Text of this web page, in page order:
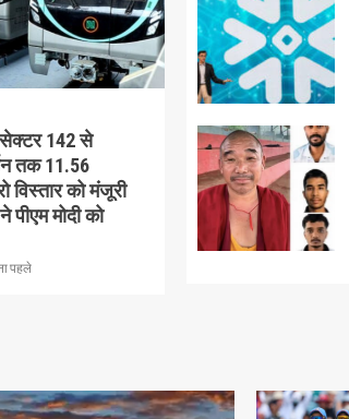
142 से
तक 11.56
विस्तार को मंजूरी
पीएम मोदी को
पहले